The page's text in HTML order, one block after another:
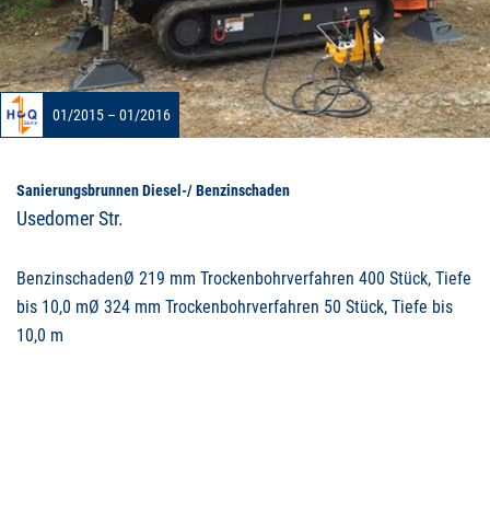
Sanierungsbrunnen Diesel-/ Benzinschaden
Usedomer Str.
BenzinschadenØ 219 mm Trockenbohrverfahren 400 Stück, Tiefe
bis 10,0 mØ 324 mm Trockenbohrverfahren 50 Stück, Tiefe bis
10,0 m
01/2015 – 01/2016